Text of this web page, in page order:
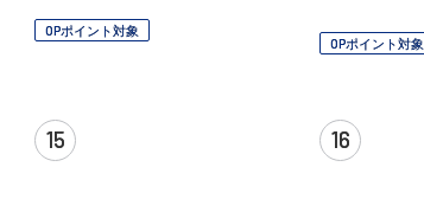
OPポイント対象
OPポイント対象
15 16